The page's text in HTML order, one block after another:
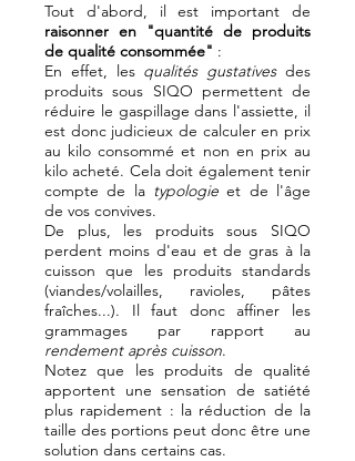
Tout d'abord, il est important de
raisonner en "quantité de produits
de qualité consommée" :
En effet, les qualités gustativesdes
produits sous SIQO permettent de
réduire le gaspillage dans l'assiette, il
est donc judicieux de calculer en prix
au kilo consommé et non en prix au
kilo acheté. Cela doit également tenir
compte de la typologieet de l'âge
de vos convives.
De plus, les produits sous SIQO
perdent moins d'eau et de gras à la
cuisson que les produits standards
(viandes/volailles, ravioles, pâtes
fraîches...). Il faut donc affiner les
grammages par rapport au
rendement après cuisson.
Notez que les produits de qualité
apportent une sensation de satiété
plus rapidement : la réduction de la
taille des portions peut donc être une
solution dans certains cas.